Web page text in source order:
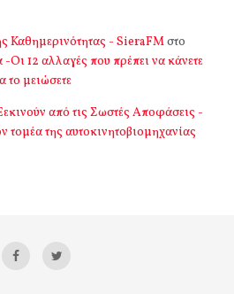
Καθημερινότητας - SieraFMστο
Οι 12 αλλαγές που πρέπει να κάνετε
το μειώσετε
από τις Σωστές Αποφάσεις -
τομέα της αυτοκινητοβιομηχανίας